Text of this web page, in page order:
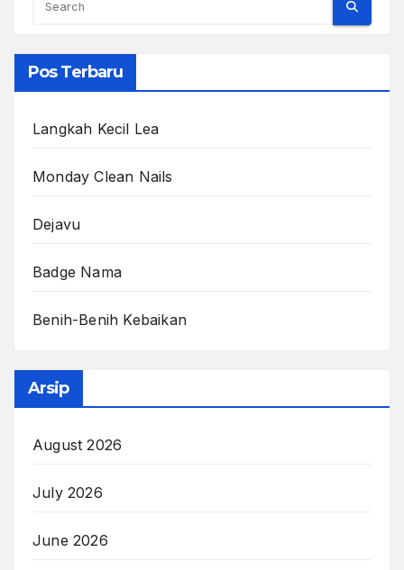
Pos Terbaru
Langkah Kecil Lea
Monday Clean Nails
Dejavu
Badge Nama
Benih-Benih Kebaikan
Arsip
August 2026
July 2026
June 2026